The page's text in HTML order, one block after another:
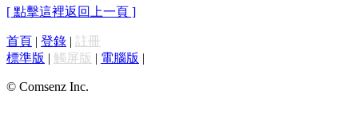
[ 點擊這裡返回上一頁 ]
首頁 | 登錄 | 註冊
標準版 | 觸屏版 | 電腦版 |
© Comsenz Inc.